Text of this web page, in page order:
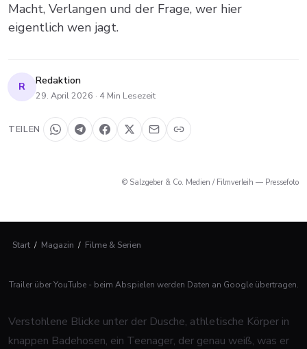
Macht, Verlangen und der Frage, wer hier
eigentlich wen jagt.
R Redaktion
29. April 2026 · 4 Min Lesezeit
TEILEN
© Salzgeber & Co. Medien / Filmverleih — Pressefoto
Start / Magazin / Filme & Serien
Trailer über YouTube - beim Abspielen werden Daten an Google übertragen.
Verstohlene Blicke unter der Dusche, athletische Körper in
knappen Badehosen, ein Teenager, der genau weiß, was er